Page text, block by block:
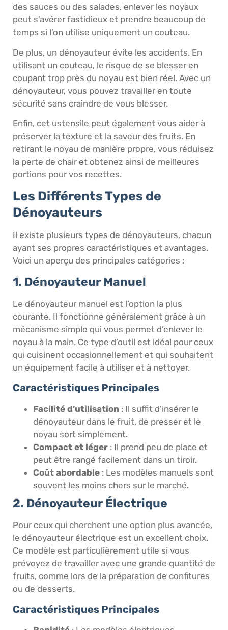
des sauces ou des salades, enlever les noyaux
peut s’avérer fastidieux et prendre beaucoup de
temps si l’on utilise uniquement un couteau.
De plus, un dénoyauteur évite les accidents. En
utilisant un couteau, le risque de se blesser en
coupant trop près du noyau est bien réel. Avec un
dénoyauteur, vous pouvez travailler en toute
sécurité sans craindre de vous blesser.
Enfin, cet ustensile peut également vous aider à
préserver la texture et la saveur des fruits. En
retirant le noyau de manière propre, vous réduisez
la perte de chair et obtenez ainsi de meilleures
portions pour vos recettes.
Les Différents Types de
Dénoyauteurs
Il existe plusieurs types de dénoyauteurs, chacun
ayant ses propres caractéristiques et avantages.
Voici un aperçu des principales catégories :
1. Dénoyauteur Manuel
Le dénoyauteur manuel est l’option la plus
courante. Il fonctionne généralement grâce à un
mécanisme simple qui vous permet d’enlever le
noyau à la main. Ce type d’outil est idéal pour ceux
qui cuisinent occasionnellement et qui souhaitent
un équipement facile à utiliser et à nettoyer.
Caractéristiques Principales
Facilité d’utilisation : Il suffit d’insérer le
dénoyauteur dans le fruit, de presser et le
noyau sort simplement.
Compact et léger : Il prend peu de place et
peut être rangé facilement dans un tiroir.
Coût abordable : Les modèles manuels sont
souvent les moins chers sur le marché.
2. Dénoyauteur Électrique
Pour ceux qui cherchent une option plus avancée,
le dénoyauteur électrique est un excellent choix.
Ce modèle est particulièrement utile si vous
prévoyez de travailler avec une grande quantité de
fruits, comme lors de la préparation de confitures
ou de desserts.
Caractéristiques Principales